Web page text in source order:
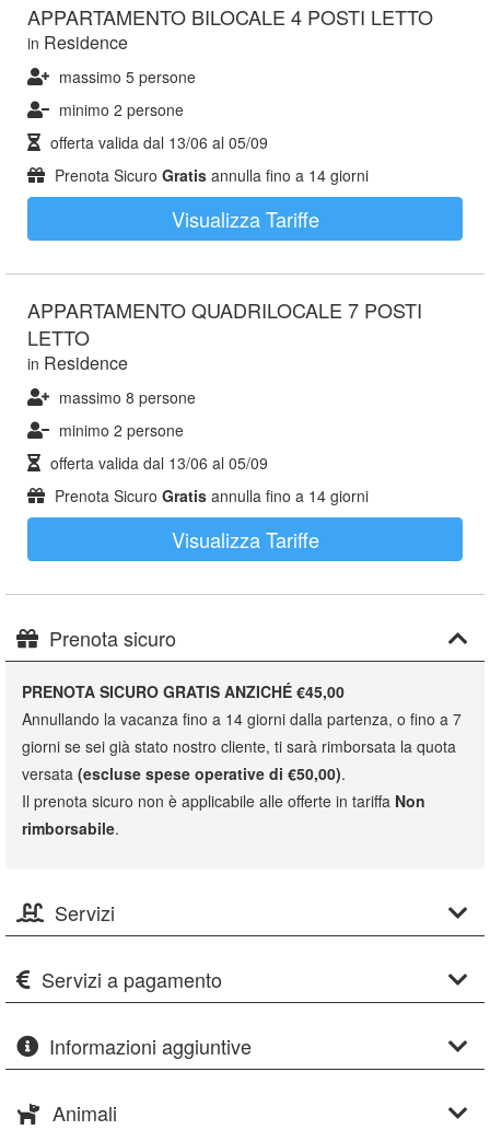
APPARTAMENTO BILOCALE 4 POSTI LETTO
in Residence
massimo 5 persone
minimo 2 persone
offerta valida dal 13/06 al 05/09
Prenota Sicuro Gratis annulla fino a 14 giorni
Visualizza Tariffe
APPARTAMENTO QUADRILOCALE 7 POSTI
LETTO
in Residence
massimo 8 persone
minimo 2 persone
offerta valida dal 13/06 al 05/09
Prenota Sicuro Gratis annulla fino a 14 giorni
Visualizza Tariffe
Prenota sicuro
PRENOTA SICURO GRATIS ANZICHÉ €45,00
Annullando la vacanza fino a 14 giorni dalla partenza, o fino a 7
giorni se sei già stato nostro cliente, ti sarà rimborsata la quota
versata (escluse spese operative di €50,00).
Il prenota sicuro non è applicabile alle offerte in tariffa Non
rimborsabile.
Servizi
Servizi a pagamento
Informazioni aggiuntive
Animali